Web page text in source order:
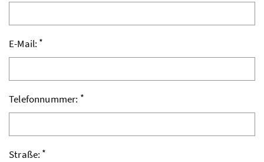
E-Mail: *
Telefonnummer: *
Straße: *